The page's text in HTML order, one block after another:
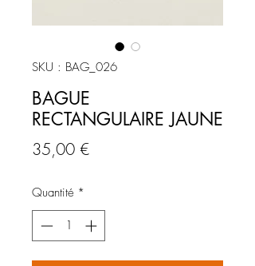
SKU : BAG_026
BAGUE
RECTANGULAIRE JAUNE
35,00 €Prix
Quantité *